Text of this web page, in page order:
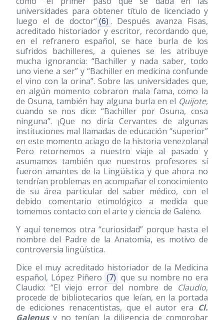
universidades para obtener título de licenciado y
luego el de doctor“ (6) . Después avanza Fisas,
acreditado historiador y escritor, recordando que,
en el refranero español, se hace burla de los
sufridos bachilleres, a quienes se les atribuye
mucha ignorancia: “Bachiller y nada saber, todo
uno viene a ser” y “Bachiller en medicina confunde
el vino con la orina”. Sobre las universidades que,
en algún momento cobraron mala fama, como la
de Osuna, también hay alguna burla en el Quijote,
cuando se nos dice: “Bachiller por Osuna, cosa
ninguna”. ¡Que no diría Cervantes de algunas
instituciones mal llamadas de educación “superior”
en este momento aciago de la historia venezolana!
Pero retornemos a nuestro viaje al pasado y
asumamos también que nuestros profesores sí
fueron amantes de la Lingüística y que ahora no
tendrían problemas en acompañar el conocimiento
de su área particular del saber médico, con el
debido comentario etimológico a medida que
tomemos contacto con el arte y ciencia de Galeno.
Y aquí tenemos otra “curiosidad” porque hasta el
nombre del Padre de la Anatomía, es motivo de
controversia lingüística.
Dice el muy acreditado historiador de la Medicina
español, López Piñero (7) que su nombre no era
Claudio: “El viejo error del nombre de Claudio,
procede de bibliotecarios que leían, en la portada
de ediciones renacentistas, que el autor era Cl.
Galenusy no tenían la diligencia de comprobar